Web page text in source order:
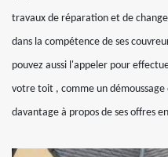
travaux de réparation et de
dans la compétence de ses
pouvez aussi l'appeler pour
votre toit , comme un démoussage
davantage à propos de ses offres